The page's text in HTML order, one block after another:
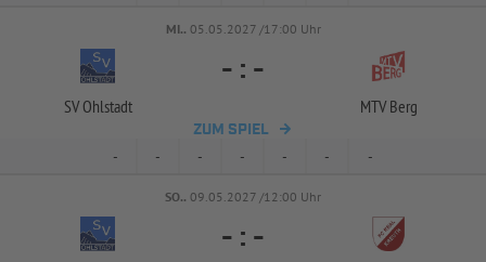
MI.. 05.05.2027 /17:00 Uhr
SV Ohlstadt
- : -
MTV Berg
ZUM SPIEL
- - - - - - -
SO.. 09.05.2027 /12:00 Uhr
- : -